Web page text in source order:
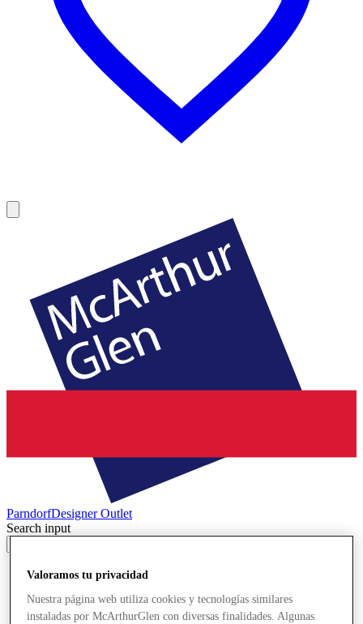
ParndorfDesigner Outlet
Search input
Valoramos tu privacidad
Nuestra página web utiliza cookies y tecnologías similares
instaladas por McArthurGlen con diversas finalidades. Algunas